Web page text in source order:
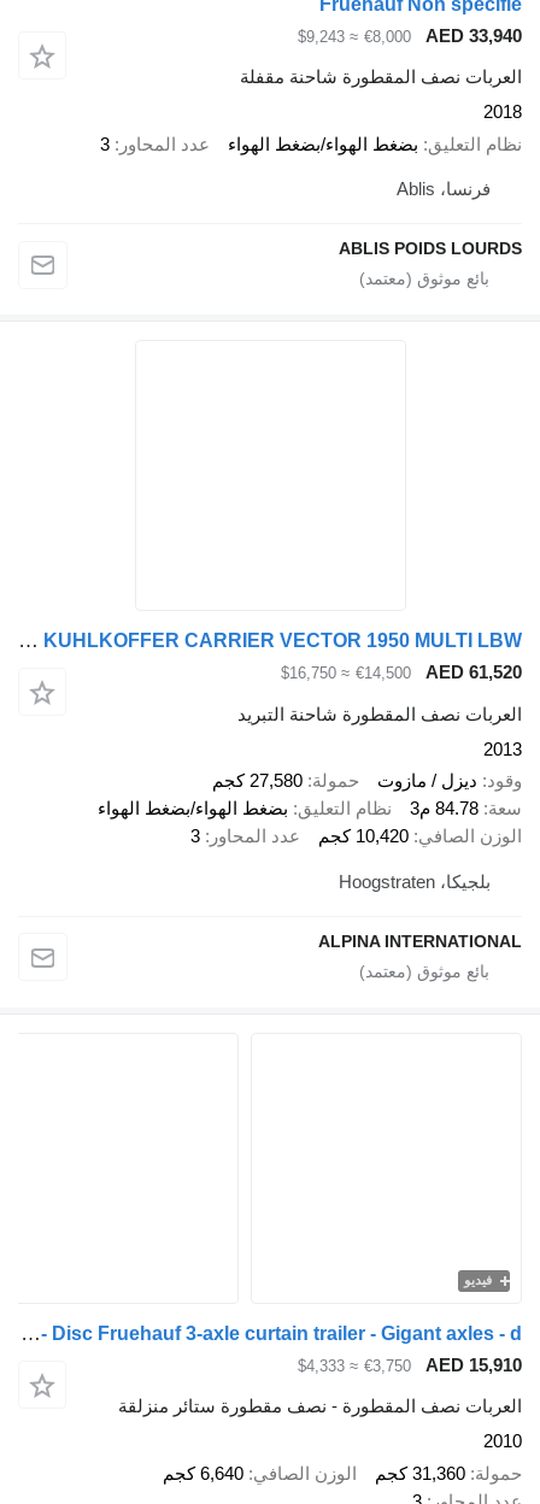
€8,000
≈ $9,243
نصف المقطورة شاحنة مقفلة
بضغط الهواء/بضغط الهواء عدد المحاور 3
ABLIS POIDS
Fruehauf Frühauf FST4 KUHLKOFFER CARRIER VECTOR 1950 MULTI LBW
€14,500
≈ $16,750
نصف المقطورة شاحنة التبريد
/ مازوت حمولة
27,580 كجم
م3
نظام التعليق بضغط الهواء/بضغط الهواء
10,420 كجم عدد المحاور 3
ALPINA
Fruehauf Gigant - Disc Fruehauf 3-axle curtain trailer - Gigant axles - d
€3,750
≈ $4,333
نصف المقطورة - نصف مقطورة ستائر منزلقة
31,360 كجم الوزن الصافي
6,640 كجم